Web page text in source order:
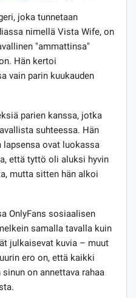
joka tunnetaan
nimellä Vista Wife, on
"ammattinsa"
Hän kertoi
vain parin kuukauden
parien kanssa, jotka
suhteessa. Hän
lapsensa ovat luokassa
että tyttö oli aluksi hyvin
mutta sitten hän alkoi
OnlyFans sosiaalisen
samalla tavalla kuin
julkaisevat kuvia – muut
ero on, että kaikki
on annettava rahaa